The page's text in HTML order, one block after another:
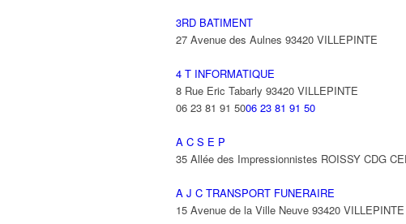
3RD BATIMENT
27 Avenue des Aulnes 93420 VILLEPINTE
4 T INFORMATIQUE
8 Rue Eric Tabarly 93420 VILLEPINTE
06 23 81 91 5006 23 81 91 50
A C S E P
35 Allée des Impressionnistes ROISSY CDG
A J C TRANSPORT FUNERAIRE
15 Avenue de la Ville Neuve 93420 VILLEPINTE